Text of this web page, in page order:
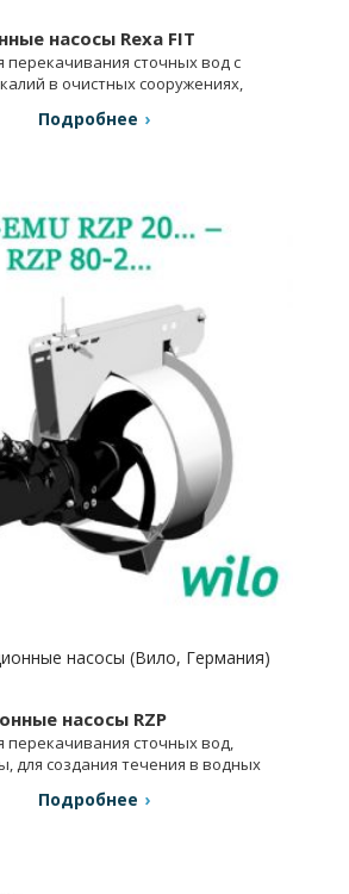
насосы Rexa FIT
перекачивания сточных вод с
в очистных сооружениях,
Подробнее
насосы (Вило, Германия)
насосы RZP
перекачивания сточных вод,
для создания течения в водных
Подробнее